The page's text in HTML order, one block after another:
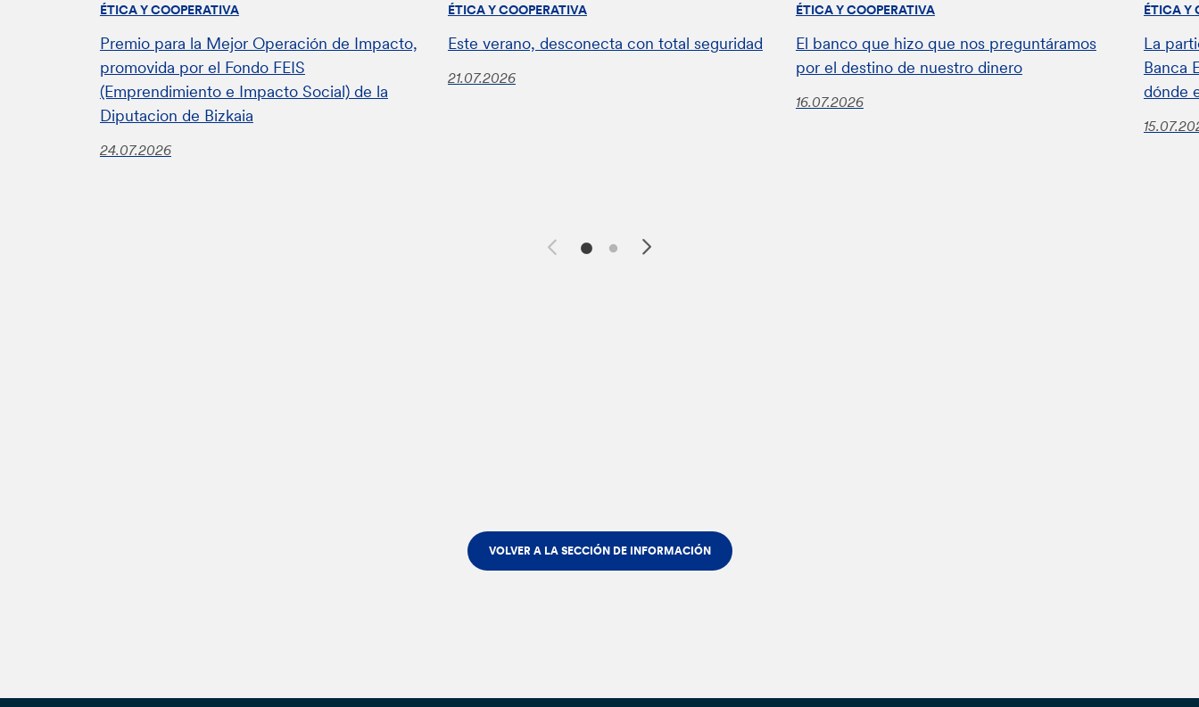
ÉTICA Y COOPERATIVA
Premio para la Mejor Operación de Impacto,
promovida por el Fondo FEIS
(Emprendimiento e Impacto Social) de la
Diputacion de Bizkaia
24.07.2026
ÉTICA Y COOPERATIVA
Este verano, desconecta con total seguridad
21.07.2026
ÉTICA Y COOPERATIVA
El banco que hizo que nos preguntáramos
por el destino de nuestro dinero
16.07.2026
ÉTICA Y
La
Banca
dónde
VOLVER A LA SECCIÓN DE INFORMACIÓN